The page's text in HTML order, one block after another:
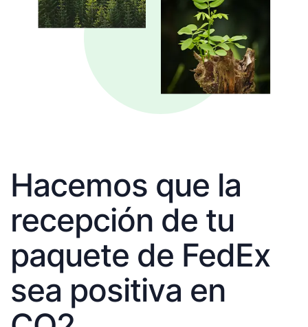
Hacemos que la
recepción de tu
paquete de FedEx
sea positiva en